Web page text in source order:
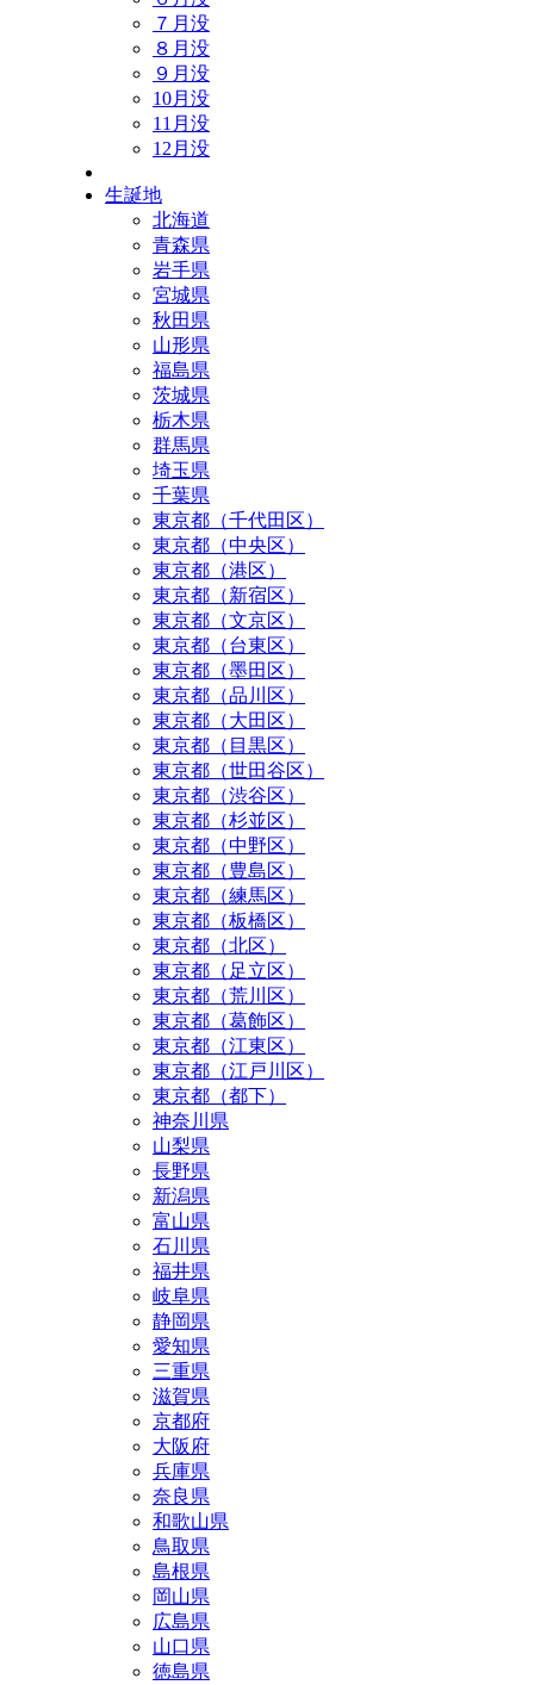
７月没
８月没
９月没
10月没
11月没
12月没
生誕地
北海道
青森県
岩手県
宮城県
秋田県
山形県
福島県
茨城県
栃木県
群馬県
埼玉県
千葉県
東京都（千代田区）
東京都（中央区）
東京都（港区）
東京都（新宿区）
東京都（文京区）
東京都（台東区）
東京都（墨田区）
東京都（品川区）
東京都（大田区）
東京都（目黒区）
東京都（世田谷区）
東京都（渋谷区）
東京都（杉並区）
東京都（中野区）
東京都（豊島区）
東京都（練馬区）
東京都（板橋区）
東京都（北区）
東京都（足立区）
東京都（荒川区）
東京都（葛飾区）
東京都（江東区）
東京都（江戸川区）
東京都（都下）
神奈川県
山梨県
長野県
新潟県
富山県
石川県
福井県
岐阜県
静岡県
愛知県
三重県
滋賀県
京都府
大阪府
兵庫県
奈良県
和歌山県
鳥取県
島根県
岡山県
広島県
山口県
徳島県